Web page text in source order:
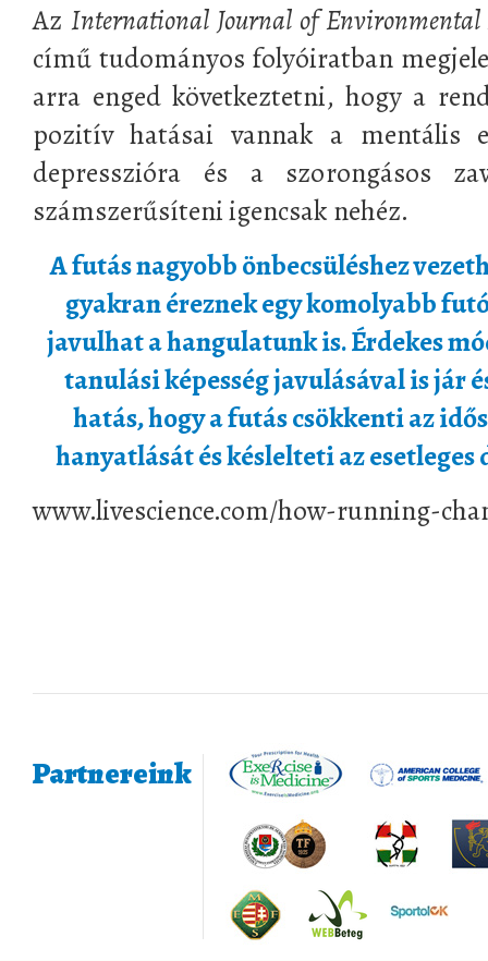
Az International Journal of Environmental
című tudományos folyóiratban
arra enged következtetni, hogy a
pozitív hatásai vannak a mentális
depresszióra és a szorongásos
számszerűsíteni igencsak nehéz.
A futás nagyobb önbecsüléshez
gyakran éreznek egy komolyabb
javulhat a hangulatunk is. Érdekes
tanulási képesség javulásával is jár
hatás, hogy a futás csökkenti az
hanyatlását és késlelteti az
www.livescience.com/how-running-
Partnereink